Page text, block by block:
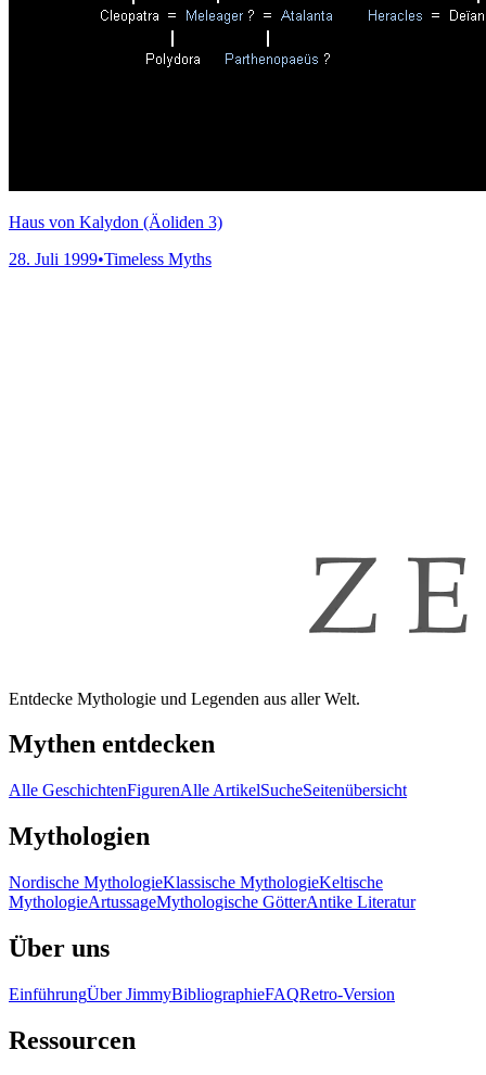
Haus von Kalydon (Äoliden 3)
28. Juli 1999•Timeless Myths
Entdecke Mythologie und Legenden aus aller Welt.
Mythen entdecken
Alle GeschichtenFigurenAlle ArtikelSucheSeitenübersicht
Mythologien
Nordische MythologieKlassische MythologieKeltische
MythologieArtussageMythologische GötterAntike Literatur
Über uns
EinführungÜber JimmyBibliographieFAQRetro-Version
Ressourcen